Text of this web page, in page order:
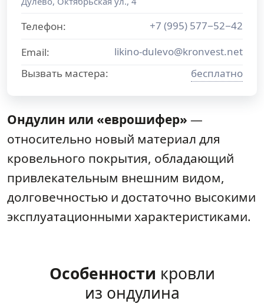
Ондулин или «еврошифер» —
относительно новый материал для
кровельного покрытия, обладающий
привлекательным внешним видом,
долговечностью и достаточно высокими
эксплуатационными характеристиками.
Телефон:
+7 (995) 577−52−42
Email:
likino-dulevo@kronvest.net
Вызвать мастера:
бесплатно
Особенности кровли
из ондулина